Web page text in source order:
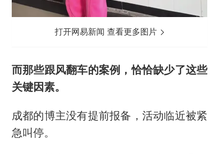
打开网易新闻 查看更多图片
而那些跟风翻车的案例，恰恰缺少了这些
关键因素。
成都的博主没有提前报备，活动临近被紧
急叫停。